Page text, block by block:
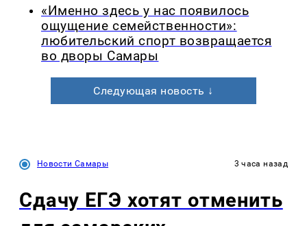
«Именно здесь у нас появилось
ощущение семейственности»:
любительский спорт возвращается
во дворы Самары
Следующая новость ↓
Новости Самары 3 часа назад
Сдачу ЕГЭ хотят отменить